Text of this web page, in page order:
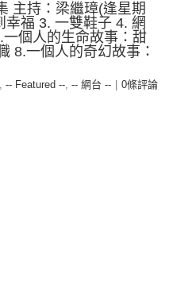
主持：梁繼璋(逢星期
福 3. 一雙鞋子 4. 網
個人的生命故事：甜
8.一個人的奇幻故事：
, -- Featured --, -- 網台 -- 0條評論